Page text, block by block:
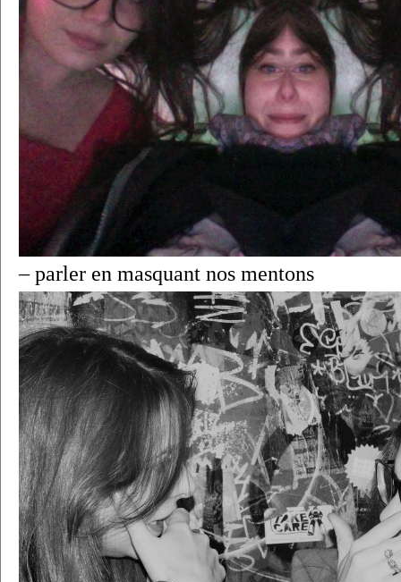
– parler en masquant nos mentons